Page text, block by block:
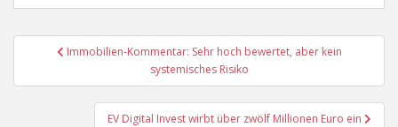
Beitragsnavigation
Immobilien-Kommentar: Sehr hoch bewertet, aber kein
systemisches Risiko
EV Digital Invest wirbt über zwölf Millionen Euro ein